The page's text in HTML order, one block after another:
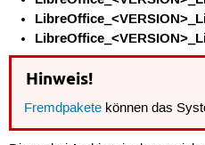
Hinweis!
Fremdpakete können das